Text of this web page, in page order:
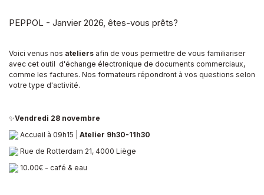
PEPPOL - Janvier 2026, êtes-vous prêts?
Voici venus nos ateliers afin de vous permettre de vous familiariser
avec cet outil d'échange électronique de documents commerciaux,
comme les factures. Nos formateurs répondront à vos questions selon
votre type d'activité.
✨️Vendredi 28 novembre
Accueil à 09h15 | Atelier 9h30-11h30
Rue de Rotterdam 21, 4000 Liège
10.00€ - café & eau